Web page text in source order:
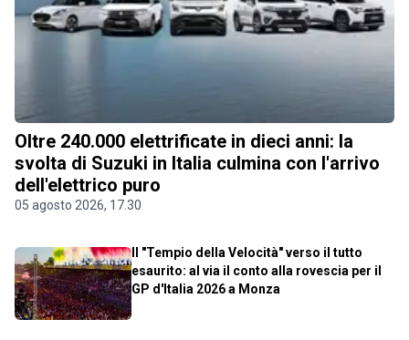
Oltre 240.000 elettrificate in dieci anni: la
svolta di Suzuki in Italia culmina con l'arrivo
dell'elettrico puro
05 agosto 2026, 17.30
Il "Tempio della Velocità" verso il tutto
esaurito: al via il conto alla rovescia per il
GP d'Italia 2026 a Monza